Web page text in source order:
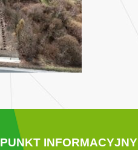
PUNKT INFORMACYJNY